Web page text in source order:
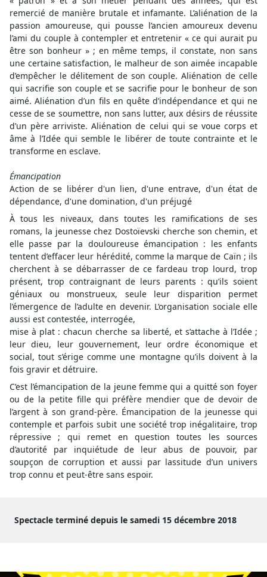
remercié de manière brutale et infamante. L’aliénation de la
passion amoureuse, qui pousse l’ancien amoureux devenu
l’ami du couple à contempler et entretenir « ce qui aurait pu
être son bonheur » ; en même temps, il constate, non sans
une certaine satisfaction, le malheur de son aimée incapable
d’empêcher le délitement de son couple. Aliénation de celle
qui sacrifie son couple et se sacrifie pour le bonheur de son
aimé. Aliénation d’un fils en quête d’indépendance et qui ne
cesse de se soumettre, non sans lutter, aux désirs de réussite
d’un père arriviste. Aliénation de celui qui se voue corps et
âme à l’Idée qui semble le libérer de toute contrainte et le
transforme en esclave.
Émancipation
Action de se libérer d'un lien, d'une entrave, d'un état de
dépendance, d'une domination, d'un préjugé
À tous les niveaux, dans toutes les ramifications de ses
romans, la jeunesse chez Dostoïevski cherche son chemin, et
elle passe par la douloureuse émancipation : les enfants
tentent d’effacer leur hérédité, comme la marque de Caïn ; ils
cherchent à se débarrasser de ce fardeau trop lourd, trop
présent, trop contraignant de leurs parents : qu’ils soient
géniaux ou monstrueux, seule leur disparition permet
l’émergence de l’adulte en devenir. L’organisation sociale elle
aussi est contestée, interrogée,
mise à plat : chacun cherche sa liberté, et s’attache à l’Idée ;
leur dieu, leur gouvernement, leur ordre économique et
social, tout s’érige comme une montagne qu’ils doivent à la
fois gravir et détruire.
C’est l’émancipation de la jeune femme qui a quitté son foyer
ou de la petite fille qui préfère mendier que de devoir de
l’argent à son grand-père. Émancipation de la jeunesse qui
contemple et parfois subit une société trop inégalitaire, trop
répressive ; qui remet en question toutes les sources
d’autorité par inquiétude de leur abus de pouvoir, par
soupçon de corruption et aussi par lassitude d’un univers
trop connu et peut-être sans espoir.
Spectacle terminé depuis le samedi 15 décembre 2018